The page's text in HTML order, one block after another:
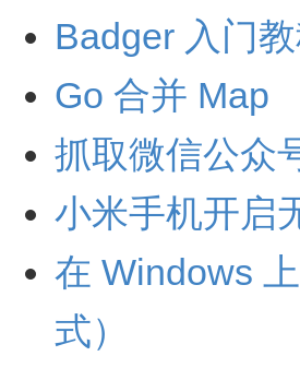
Badger 入门
Go 合并 Map
抓取微信公众
小米手机开启
在 Windows
式）